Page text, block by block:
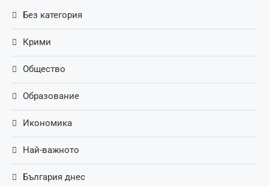
Без категория
Крими
Общество
Образование
Икономика
Най-важното
България днес